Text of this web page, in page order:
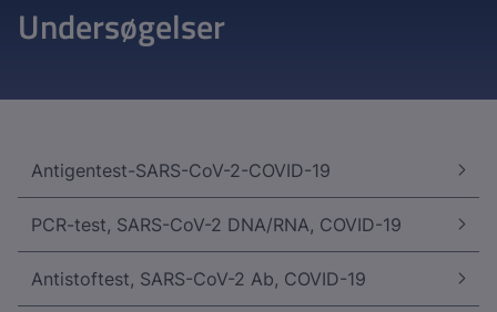
Undersøgelser
Antigentest-SARS-CoV-2-COVID-19
PCR-test, SARS-CoV-2 DNA/RNA, COVID-19
Antistoftest, SARS-CoV-2 Ab, COVID-19